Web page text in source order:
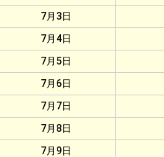
7月3日
7月4日
7月5日
7月6日
7月7日
7月8日
7月9日